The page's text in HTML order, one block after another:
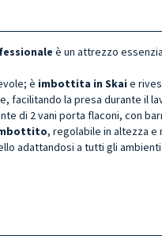
è un attrezzo
è imbottita in Skai e
facilitando la presa durante il
di 2 vani porta flaconi, con
, regolabile in altezza
adattandosi a tutti gli